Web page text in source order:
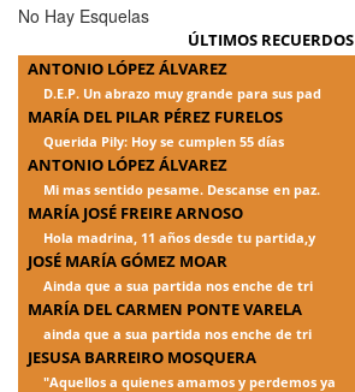
No Hay Esquelas
ÚLTIMOS RECUERDOS
ANTONIO LÓPEZ ÁLVAREZ
D.E.P. Un abrazo muy grande para sus pad
MARÍA DEL PILAR PÉREZ FURELOS
Querida Pily: Hoy se cumplen 55 días
ANTONIO LÓPEZ ÁLVAREZ
Mi mas sentido pesame. Descanse en paz.
MARÍA JOSÉ FREIRE ARNOSO
Hola madrina, 11 años desde tu partida,y
JOSÉ MARÍA GÓMEZ MOAR
Ainda que a sua partida nos enche de tri
MARÍA DEL CARMEN PONTE VARELA
ainda que a sua partida nos enche de tri
JESUSA BARREIRO MOSQUERA
"Aquellos a quienes amamos y perdemos ya